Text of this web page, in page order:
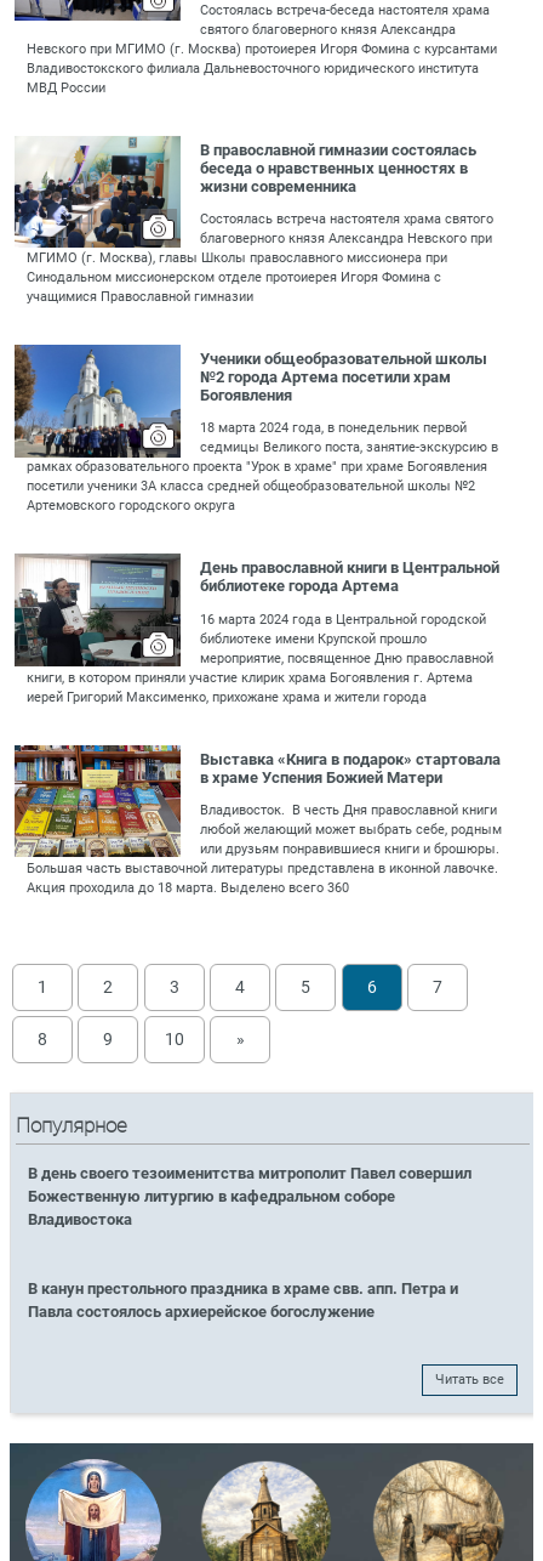
Cостоялась встреча-беседа настоятеля храма
святого благоверного князя Александра
Невского при МГИМО (г. Москва) протоиерея Игоря Фомина с курсантами
Владивостокского филиала Дальневосточного юридического института
МВД России
В православной гимназии состоялась
беседа о нравственных ценностях в
жизни современника
Состоялась встреча настоятеля храма святого
благоверного князя Александра Невского при
МГИМО (г. Москва), главы Школы православного миссионера при
Синодальном миссионерском отделе протоиерея Игоря Фомина с
учащимися Православной гимназии
Ученики общеобразовательной школы
№2 города Артема посетили храм
Богоявления
18 марта 2024 года, в понедельник первой
седмицы Великого поста, занятие-экскурсию в
рамках образовательного проекта "Урок в храме" при храме Богоявления
посетили ученики 3А класса средней общеобразовательной школы №2
Артемовского городского округа
День православной книги в Центральной
библиотеке города Артема
16 марта 2024 года в Центральной городской
библиотеке имени Крупской прошло
мероприятие, посвященное Дню православной
книги, в котором приняли участие клирик храма Богоявления г. Артема
иерей Григорий Максименко, прихожане храма и жители города
Выставка «Книга в подарок» стартовала
в храме Успения Божией Матери
Владивосток. В честь Дня православной книги
любой желающий может выбрать себе, родным
или друзьям понравившиеся книги и брошюры.
Большая часть выставочной литературы представлена в иконной лавочке.
Акция проходила до 18 марта. Выделено всего 360
1 2 3 4 5 6 7
8 9 10 »
Популярное
В день своего тезоименитства митрополит Павел совершил
Божественную литургию в кафедральном соборе
Владивостока
В канун престольного праздника в храме свв. апп. Петра и
Павла состоялось архиерейское богослужение
Читать все